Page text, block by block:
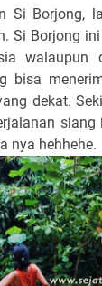
Si Borjong,
Si Borjong
walaupun
bisa
dekat.
nya hehhehe.